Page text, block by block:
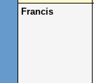
Francis